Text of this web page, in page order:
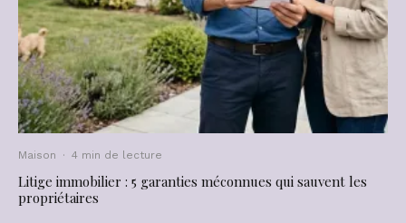
Maison · 4 min de lecture
Litige immobilier : 5 garanties méconnues qui sauvent les
propriétaires